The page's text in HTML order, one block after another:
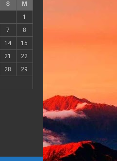
S
M
1
7
8
14
15
21
22
28
29